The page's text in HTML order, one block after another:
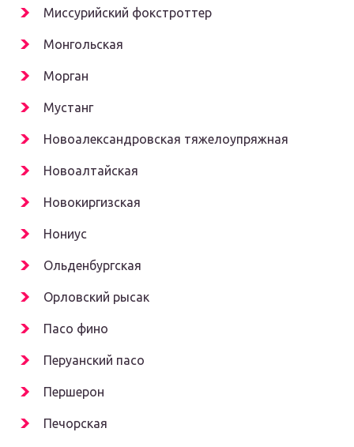
Миссурийский фокстроттер
Монгольская
Морган
Мустанг
Новоалександровская тяжелоупряжная
Новоалтайская
Новокиргизская
Нониус
Ольденбургская
Орловский рысак
Пасо фино
Перуанский пасо
Першерон
Печорская